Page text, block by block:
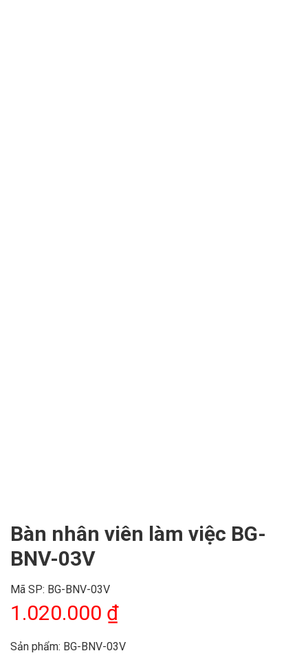
Bàn nhân viên làm việc BG-
BNV-03V
Mã SP: BG-BNV-03V
1.020.000 ₫
Sản phẩm: BG-BNV-03V